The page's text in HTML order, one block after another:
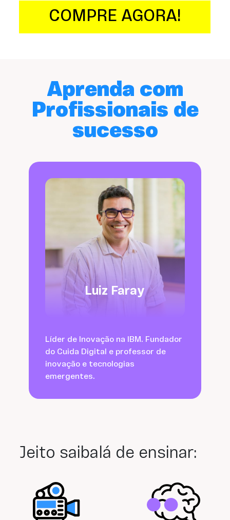
COMPRE AGORA!
Aprenda com
Profissionais de
sucesso
Luiz Faray
Líder de Inovação na IBM. Fundador
do Cuida Digital e professor de
inovação e tecnologias
Jeito saibalá de ensinar: